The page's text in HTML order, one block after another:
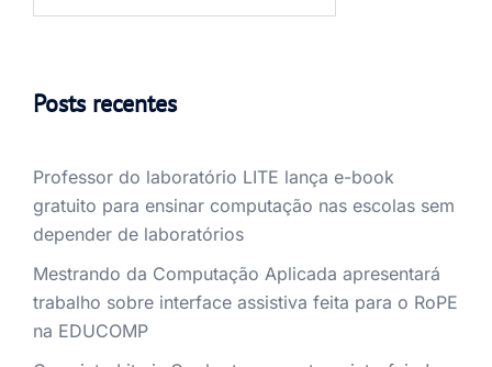
Posts recentes
Professor do laboratório LITE lança e-book
gratuito para ensinar computação nas escolas sem
depender de laboratórios
Mestrando da Computação Aplicada apresentará
trabalho sobre interface assistiva feita para o RoPE
na EDUCOMP